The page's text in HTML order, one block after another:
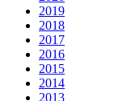
2019
2018
2017
2016
2015
2014
2013